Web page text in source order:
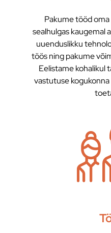
Pakume tööd
sealhulgas kaugemal
uuenduslikku
töös ning pakume
Eelistame kohalikul
vastutuse